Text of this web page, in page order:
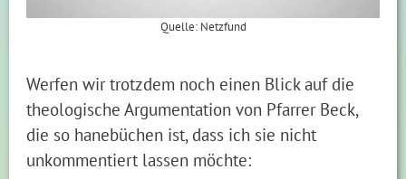
Quelle: Netzfund
Werfen wir trotzdem noch einen Blick auf die
theologische Argumentation von Pfarrer Beck,
die so hanebüchen ist, dass ich sie nicht
unkommentiert lassen möchte: